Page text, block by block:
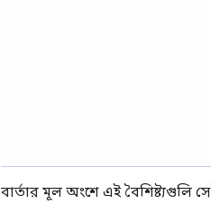
বার্তার মূল অংশে এই